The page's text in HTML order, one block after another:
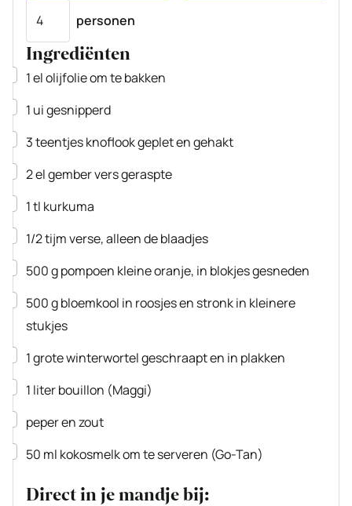
personen
Ingrediënten
▢
1elolijfolie om te bakken
▢
1 uigesnipperd
▢
3teentjesknoflookgeplet en gehakt
▢
2elgembervers geraspte
▢
1tl kurkuma
▢
1/2tijmverse, alleen de blaadjes
▢
500gpompoen kleine oranje, in blokjes gesneden
▢
500gbloemkool in roosjes en stronk in kleinere
stukjes
▢
1grotewinterwortelgeschraapt en in plakken
▢
1 literbouillon (Maggi)
▢
peper en zout
▢
50 ml kokosmelkom te serveren (Go-Tan)
Direct in je mandje bij: